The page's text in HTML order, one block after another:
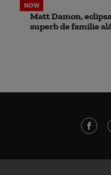
NOW
Matt Damon,
superb de familie